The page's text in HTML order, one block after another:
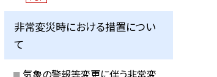
非常変災時における措置につい
て
気象の警報等変更に伴う非常変